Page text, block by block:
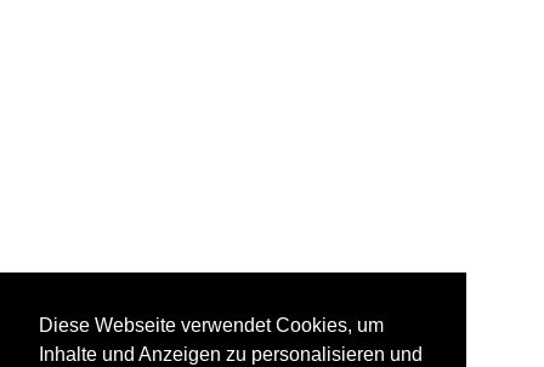
Diese Webseite verwendet Cookies, um
Inhalte und Anzeigen zu personalisieren und